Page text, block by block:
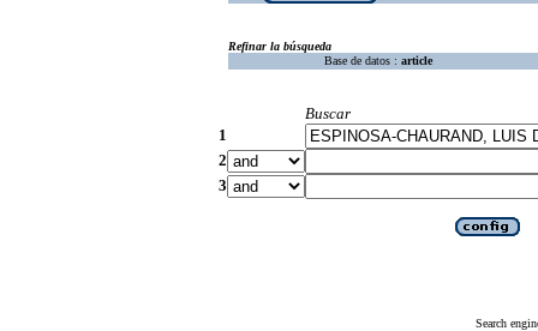
Refinar la búsqueda
Base de datos : article
Buscar
1
2
3
Search